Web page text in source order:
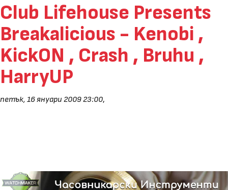
Club Lifehouse Presents
Breakalicious - Kenobi ,
KickON , Crash , Bruhu ,
HarryUP
петък, 16 януари 2009 23:00,